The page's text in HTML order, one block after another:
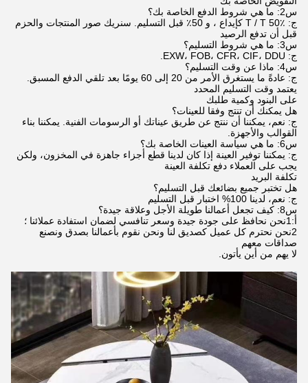
س2: ما هي شروط الدفع الخاصة بك؟
ج: T / T 50٪ كإيداع ، و 50٪ قبل التسليم. سنريك صور المنتجات والحزم
قبل أن تدفع الرصيد
س3: ما هي شروط التسليم؟
ج: EXW، FOB، CFR، CIF، DDU.
س4: ماذا عن وقت التسليم؟
ج: عادةً ما يستغرق الأمر من 20 إلى 60 يومًا بعد تلقي الدفع المسبق.
يعتمد وقت التسليم المحدد
على البنود وكمية طلبك
هل يمكنك أن تنتج وفقا للعينات؟
ج: نعم، يمكننا أن ننتج عن طريق عيناتك أو الرسومات الفنية. يمكننا بناء
القوالب والأجهزة.
س6: ما هي سياسة العينات الخاصة بك؟
ج: يمكننا توفير العينة إذا كان لدينا قطع أجزاء جاهزة في المخزون، ولكن
يجب على العملاء دفع تكلفة العينة
تكلفة البريد
هل تختبر جميع بضائعك قبل التسليم؟
ج: نعم، لدينا 100% اختبار قبل التسليم
س8: كيف تجعل أعمالنا طويلة الأجل وعلاقة جيدة؟
أ:1نحن نحافظ على جودة جيدة وسعر تنافسي لضمان استفادة عملائنا ؛
2نحن نحترم كل عميل كصديق لنا ونحن نقوم بأعمالنا بصدق ونصنع
صداقات معهم
لا يهم من أين يأتون.